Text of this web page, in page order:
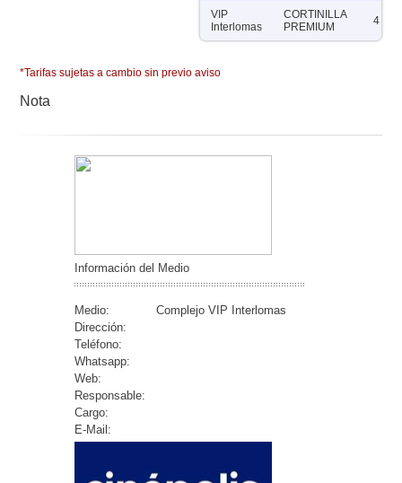
VIP
Interlomas
CORTINILLA
PREMIUM
4
*Tarifas sujetas a cambio sin previo aviso
Nota
Información del Medio
Medio:
Complejo VIP Interlomas
Dirección:
Teléfono:
Whatsapp:
Web:
Responsable:
Cargo:
E-Mail: